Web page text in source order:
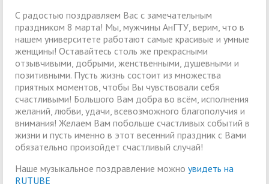
С радостью поздравляем Вас с замечательным
праздником 8 марта! Мы, мужчины АнГТУ, верим, что в
нашем университете работают самые красивые и умные
женщины! Оставайтесь столь же прекрасными
отзывчивыми, добрыми, женственными, душевными и
позитивными. Пусть жизнь состоит из множества
приятных моментов, чтобы Вы чувствовали себя
счастливыми! Большого Вам добра во всём, исполнения
желаний, любви, удачи, всевозможного благополучия и
внимания! Желаем Вам побольше счастливых событий в
жизни и пусть именно в этот весенний праздник с Вами
обязательно произойдет счастливый случай!
Наше музыкальное поздравление можно увидеть на
RUTUBE